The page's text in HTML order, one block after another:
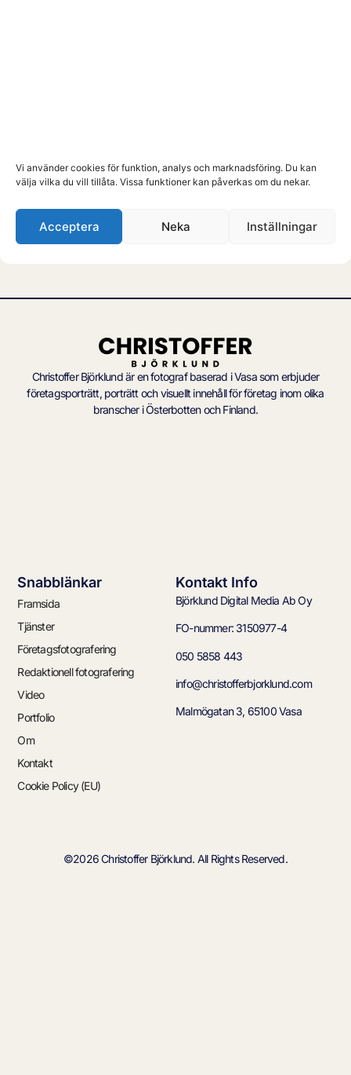
Vi använder cookies för funktion, analys och marknadsföring. Du kan
välja vilka du vill tillåta. Vissa funktioner kan påverkas om du nekar.
Acceptera Neka Inställningar
KOTILIESI 2021
Redaktionell fotografering till Kotiliesi
Christoffer Björklund är en fotograf baserad i Vasa som erbjuder
företagsporträtt, porträtt och visuellt innehåll för företag inom olika
branscher i Österbotten och Finland.
Snabblänkar
Framsida
Tjänster
Företagsfotografering
Redaktionell fotografering
Video
Portfolio
Om
Kontakt
Cookie Policy (EU)
Kontakt Info
Björklund Digital Media Ab Oy
FO-nummer: 3150977-4
050 5858 443
info@christofferbjorklund.com
Malmögatan 3, 65100 Vasa
©2026 Christoffer Björklund. All Rights Reserved.